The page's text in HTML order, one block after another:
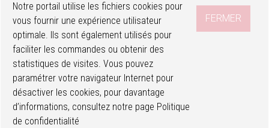
Nos boutiques
Programme fidélité
Livraisons internationales
Accéder à mon compte
Ma wishlist
SUIVEZ-NOUS
Notre portail utilise les fichiers cookies pour
vous fournir une expérience utilisateur
optimale. Ils sont également utilisés pour
faciliter les commandes ou obtenir des
statistiques de visites. Vous pouvez
paramétrer votre navigateur Internet pour
désactiver les cookies, pour davantage
d’informations, consultez notre page Politique
de confidentialité
FERMER